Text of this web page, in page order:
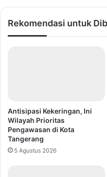
Rekomendasi untuk
Antisipasi Kekeringan, Ini
Wilayah Prioritas
Pengawasan di Kota
Tangerang
5 Agustus 2026